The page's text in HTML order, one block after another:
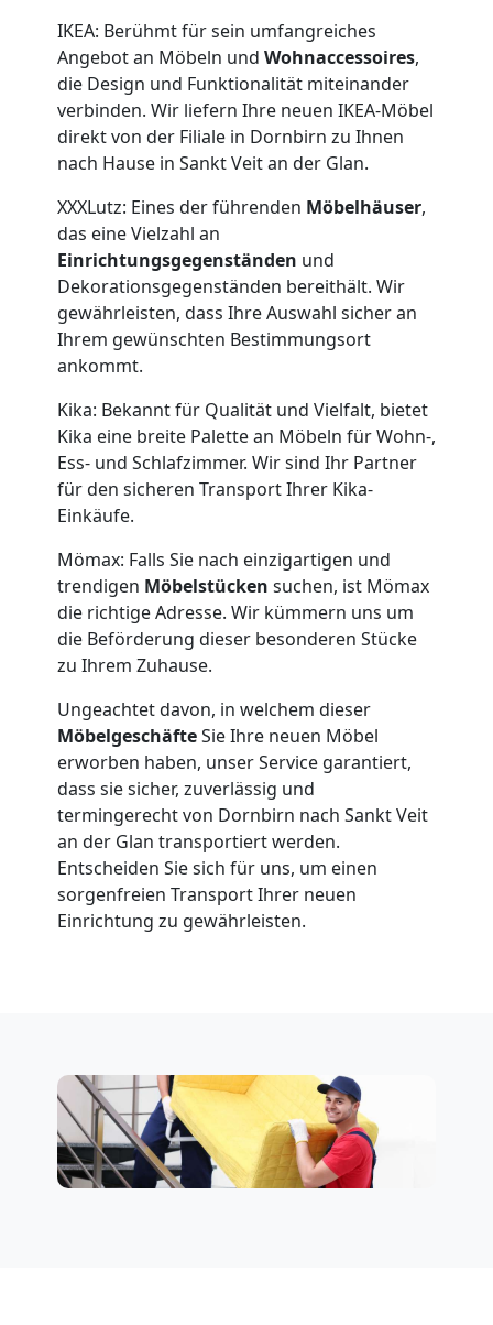
IKEA: Berühmt für sein umfangreiches
Angebot an Möbeln und Wohnaccessoires,
die Design und Funktionalität miteinander
verbinden. Wir liefern Ihre neuen IKEA-Möbel
direkt von der Filiale in Dornbirn zu Ihnen
nach Hause in Sankt Veit an der Glan.
XXXLutz: Eines der führenden Möbelhäuser,
das eine Vielzahl an
Einrichtungsgegenständen und
Dekorationsgegenständen bereithält. Wir
gewährleisten, dass Ihre Auswahl sicher an
Ihrem gewünschten Bestimmungsort
ankommt.
Kika: Bekannt für Qualität und Vielfalt, bietet
Kika eine breite Palette an Möbeln für Wohn-,
Ess- und Schlafzimmer. Wir sind Ihr Partner
für den sicheren Transport Ihrer Kika-
Einkäufe.
Mömax: Falls Sie nach einzigartigen und
trendigen Möbelstücken suchen, ist Mömax
die richtige Adresse. Wir kümmern uns um
die Beförderung dieser besonderen Stücke
zu Ihrem Zuhause.
Ungeachtet davon, in welchem dieser
MöbelgeschäfteSie Ihre neuen Möbel
erworben haben, unser Service garantiert,
dass sie sicher, zuverlässig und
termingerecht von Dornbirn nach Sankt Veit
an der Glan transportiert werden.
Entscheiden Sie sich für uns, um einen
sorgenfreien Transport Ihrer neuen
Einrichtung zu gewährleisten.